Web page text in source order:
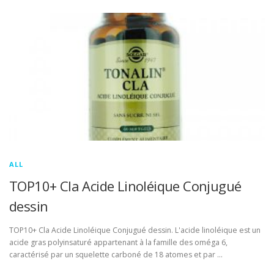
ALL
TOP10+ Cla Acide Linoléique Conjugué
dessin
TOP10+ Cla Acide Linoléique Conjugué dessin. L'acide linoléique est un
acide gras polyinsaturé appartenant à la famille des oméga 6,
caractérisé par un squelette carboné de 18 atomes et par …